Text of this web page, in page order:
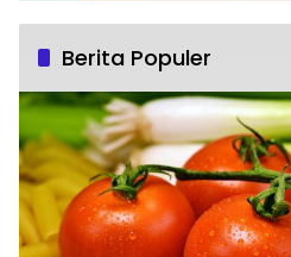
Berita Populer